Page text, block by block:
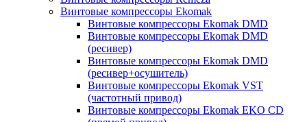
Винтовые компрессоры Ekomak
Винтовые компрессоры Ekomak DMD
Винтовые компрессоры Ekomak DMD
(ресивер)
Винтовые компрессоры Ekomak DMD
(ресивер+осушитель)
Винтовые компрессоры Ekomak VST
(частотный привод)
Винтовые компрессоры Ekomak EKO CD